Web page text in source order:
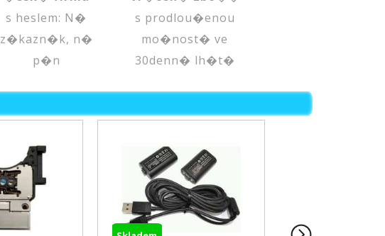
s heslem: N�
z�kazn�k, n�
p�n
s prodlou�enou
mo�nost� ve
30denn� lh�t�